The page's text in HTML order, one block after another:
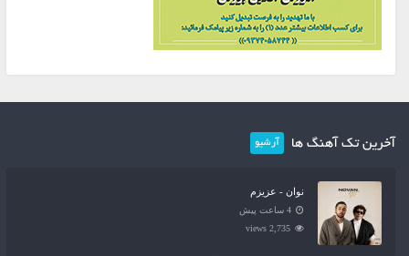
آخرین تک آهنگ ها آرشیو
نوان - عزیزم
4 ساعت پیش
2,735 views